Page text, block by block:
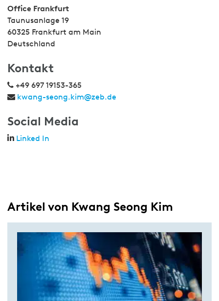
Office Frankfurt
Taunusanlage 19
60325 Frankfurt am Main
Deutschland
Kontakt
+49 697 19153-365
kwang-seong.kim@zeb.de
Social Media
Linked In
Artikel von Kwang Seong Kim